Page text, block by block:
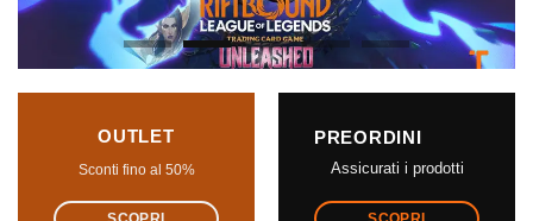
OUTLET
Sconti fino al 50%
PREORDINI
Assicurati i prodotti